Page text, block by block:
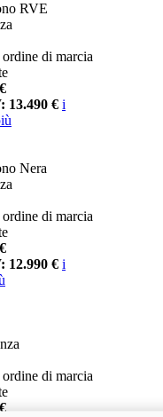
RVE
ordine di marcia
13.490 € i
Nera
ordine di marcia
12.990 € i
ordine di marcia